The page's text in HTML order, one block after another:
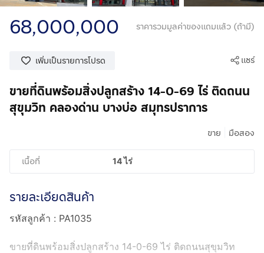
68,000,000 ราคารวมมูลค่าของแถมแล้ว (ถ้ามี)
เพิ่มเป็นรายการโปรด แชร์
ขายที่ดินพร้อมสิ่งปลูกสร้าง 14-0-69 ไร่ ติดถนน
สุขุมวิท คลองด่าน บางบ่อ สมุทรปราการ
ขาย มือสอง
เนื้อที่ 14 ไร่
รายละเอียดสินค้า
รหัสลูกค้า : PA1035
ขายที่ดินพร้อมสิ่งปลูกสร้าง 14-0-69 ไร่ ติดถนนสุขุมวิท